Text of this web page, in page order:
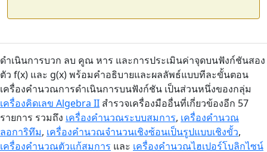
ดำเนินการบวก ลบ คูณ หาร และการประเมินค่าจุดบนฟังก์ชันสอง
ตัว f(x) และ g(x) พร้อมคำอธิบายและผลลัพธ์แบบทีละขั้นตอน
เครื่องคำนวณการดำเนินการบนฟังก์ชัน เป็นส่วนหนึ่งของกลุ่ม
เครื่องคิดเลข Algebra II สำรวจเครื่องมืออื่นที่เกี่ยวข้องอีก 57
รายการ รวมถึง เครื่องคำนวณระบบสมการ, เครื่องคำนวณ
ลอการิทึม, เครื่องคำนวณจำนวนเชิงซ้อนเป็นรูปแบบเชิงขั้ว,
เครื่องคำนวณตัวแก้สมการ และ เครื่องคำนวณไฮเปอร์โบลิกไซน์